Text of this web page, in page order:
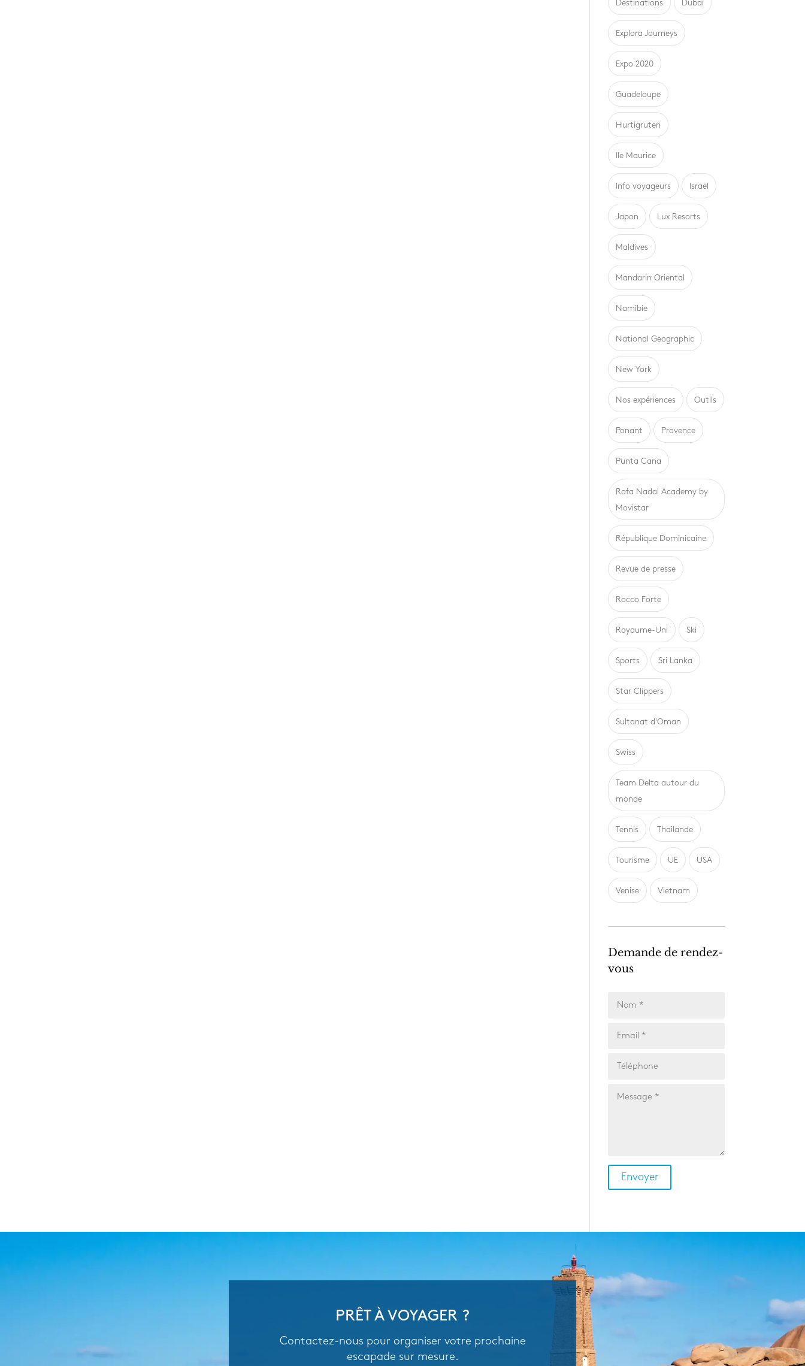
Destinations Dubai
Explora Journeys
Expo 2020
Guadeloupe
Hurtigruten
Ile Maurice
Info voyageurs Israel
Japon Lux Resorts
Maldives
Mandarin Oriental
Namibie
National Geographic
New York
Nos expériences Outils
Ponant Provence
Punta Cana
Rafa Nadal Academy by
Movistar
République Dominicaine
Revue de presse
Rocco Forte
Royaume-Uni Ski
Sports Sri Lanka
Star Clippers
Sultanat d'Oman
Swiss
Team Delta autour du
monde
Tennis Thailande
Tourisme UE USA
Venise Vietnam
Demande de rendez-
vous
PRÊT À VOYAGER ?
Contactez-nous pour organiser votre prochaine
escapade sur mesure.